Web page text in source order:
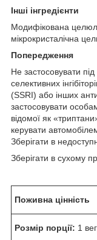
Інші інгредієнти
Модифікована
мікрокристалічна
Попередження
Не застосовувати
селективних
(SSRI) або інших
застосовувати
відомої як
керувати
Зберігати в
Зберігати в сухому
Поживна цінність
Розмір порції: 1